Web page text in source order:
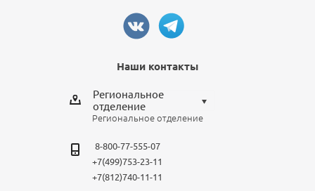
Наши контакты
Региональное
отделение
Выберите отделение
Региональное отделение
Санкт-Петербург
Региональное отделение
8-800-77-555-07
+7(499)753-23-11
+7(812)740-11-11